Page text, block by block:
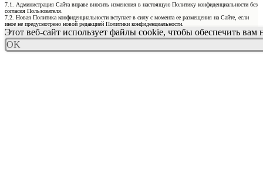
7.1. Администрация Сайта вправе вносить изменения в настоящую Политику конфиденциальности без
согласия Пользователя.
7.2. Новая Политика конфиденциальности вступает в силу с момента ее размещения на Сайте, если
иное не предусмотрено новой редакцией Политики конфиденциальности.
Этот веб-сайт использует файлы cookie, чтобы обеспечить вам
OK